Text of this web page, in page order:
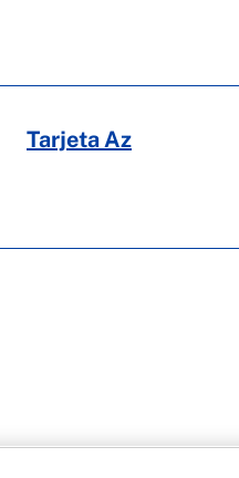
Tarjeta Az